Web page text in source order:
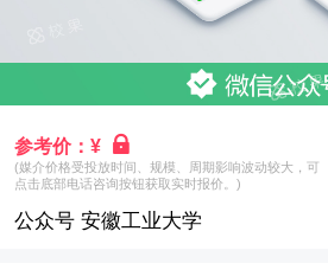
参考价：¥
(媒介价格受投放时间、规模、周期影响波动较大，可
点击底部电话咨询按钮获取实时报价。)
公众号 安徽工业大学